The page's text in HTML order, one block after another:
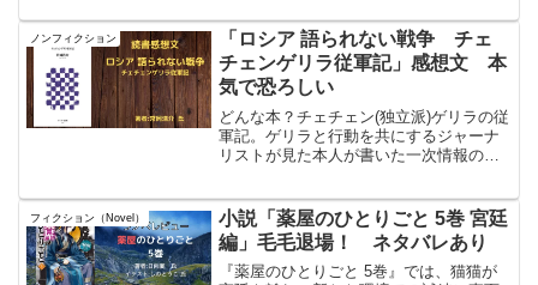
身につまされる内容。読んだ本のタイト
ル#下流中年 一億総貧困...
ノンフィクション
「ロシア 語られない戦争 チェ
チェンゲリラ従軍記」感想文 本
気で恐ろしい
どんな本？チェチェン(独立派)ゲリラの従
軍記。ゲリラと行動を共にするジャーナ
リストが見た本人が書いた一次情報の
ンタビュー記事もある。ロシアという国
の一端が判る。読ん...
フィクション（Novel）
小説「薬屋のひとりごと 5巻 宮廷
編」毛毛退場！ ネタバレあり
『薬屋のひとりごと 5巻』では、猫猫が